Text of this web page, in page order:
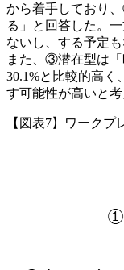
から着手しており
る」と回答した。
ないし、する予定
また、③潜在型は
30.1%と比較的高く
す可能性が高いと考
【図表7】ワーク